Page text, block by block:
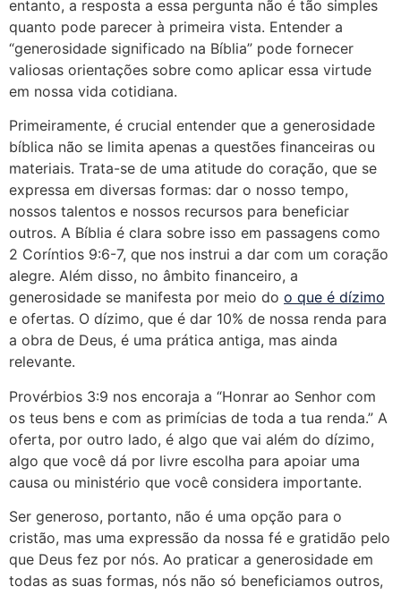
entanto, a resposta a essa pergunta não é tão simples
quanto pode parecer à primeira vista. Entender a
“generosidade significado na Bíblia” pode fornecer
valiosas orientações sobre como aplicar essa virtude
em nossa vida cotidiana.
Primeiramente, é crucial entender que a generosidade
bíblica não se limita apenas a questões financeiras ou
materiais. Trata-se de uma atitude do coração, que se
expressa em diversas formas: dar o nosso tempo,
nossos talentos e nossos recursos para beneficiar
outros. A Bíblia é clara sobre isso em passagens como
2 Coríntios 9:6-7, que nos instrui a dar com um coração
alegre. Além disso, no âmbito financeiro, a
generosidade se manifesta por meio do o que é dízimo
e ofertas. O dízimo, que é dar 10% de nossa renda para
a obra de Deus, é uma prática antiga, mas ainda
relevante.
Provérbios 3:9 nos encoraja a “Honrar ao Senhor com
os teus bens e com as primícias de toda a tua renda.” A
oferta, por outro lado, é algo que vai além do dízimo,
algo que você dá por livre escolha para apoiar uma
causa ou ministério que você considera importante.
Ser generoso, portanto, não é uma opção para o
cristão, mas uma expressão da nossa fé e gratidão pelo
que Deus fez por nós. Ao praticar a generosidade em
todas as suas formas, nós não só beneficiamos outros,